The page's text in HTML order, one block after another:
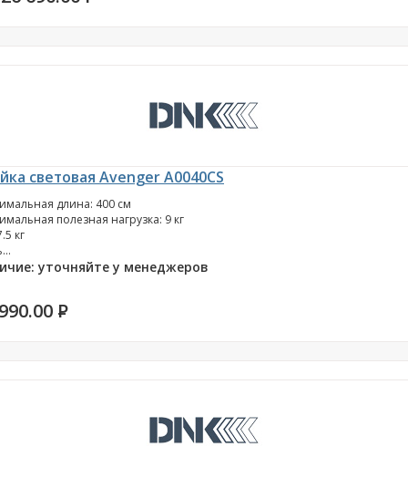
световая Avenger A0040CS
длина: 400 см
полезная нагрузка: 9 кг
кг
уточняйте у менеджеров
P